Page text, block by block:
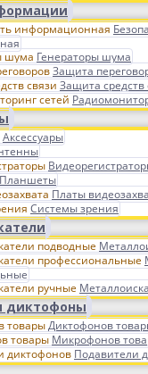
Генераторы шума
Защита
Защита средств
Аксессуары
Планшеты
Платы
Системы зрения
диктофоны
Диктофонов
Микрофонов
Подавители